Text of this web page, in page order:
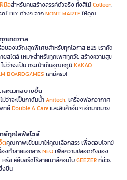
มือสำหรับคนสร้างสรรค์ตัวจริง ทั้งสีไม้Colleen,
ณ์ DIY ต่างๆ จากMONT MARTEให้คุณ
กเทศกาล
ของขวัญสุดพิเศษสำหรับทุกโอกาส B2S เราคัด
ยสไตล์ เหมาะสำหรับทุกเพศทุกวัย สร้างความสุข
ว่าจะเป็น กระเป๋าเก็บอุณหภูมิKAKAO
BOARDGAMES เรามีครบ!
สะดวกสบายขึ้น
ม่ว่าจะเป็นกาต้มน้ำAnitech, เครื่องฟอกอากาศ
ทย์Double A Careและสินค้าอื่น ๆ อีกมากมาย
ย์ทุกไลฟ์สไตล์
ตคุณภาพเยี่ยมมาให้คุณเลือกสรร เพื่อตอบโจทย์
งทำลายเอกสารNEOเพื่อความปลอดภัยของ
, หรือ คีย์บอร์ดไร้สายเมาส์คอมโบGEEZERที่ช่วย
งขึ้น